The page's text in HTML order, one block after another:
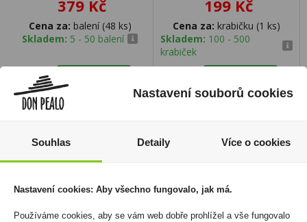
379 Kč
Cena za: balení (48 ks)
Skladem: 5 - 50 balení
199 Kč
Cena za: krabičku (1 ks)
Skladem: 100 - 500
krabiček
Nastavení souborů cookies
Souhlas Detaily Více o cookies
Nastavení cookies: Aby všechno fungovalo, jak má.
Používáme cookies, aby se vám web dobře prohlížel a vše fungovalo